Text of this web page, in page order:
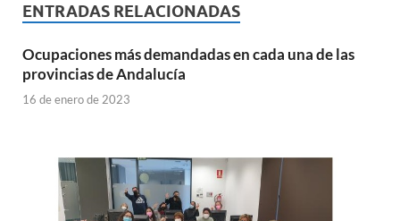
ENTRADAS RELACIONADAS
Ocupaciones más demandadas en cada una de las
provincias de Andalucía
16 de enero de 2023